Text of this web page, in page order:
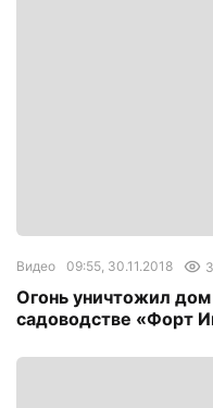
Видео 09:55, 30.11.2018
Огонь уничтожил
садоводстве «Форт